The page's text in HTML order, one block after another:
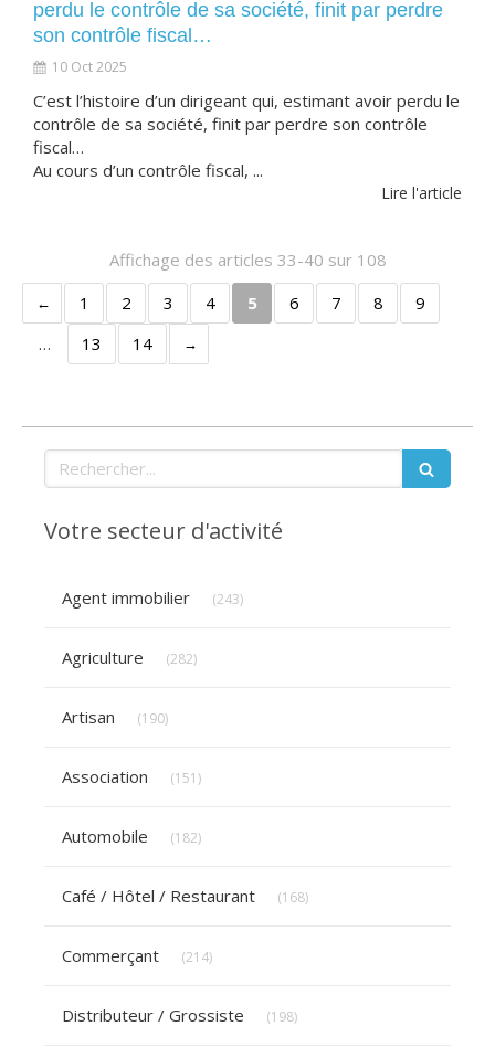
perdu le contrôle de sa société, finit par perdre
son contrôle fiscal…
10 Oct 2025
C’est l’histoire d’un dirigeant qui, estimant avoir perdu le
contrôle de sa société, finit par perdre son contrôle
fiscal…
Au cours d’un contrôle fiscal, ...
Lire l'article
Affichage des articles 33-40 sur 108
1
2 3 4 5 6 7 8
9
…
13 14
Rechercher
Votre secteur d'activité
Agent immobilier (243)
Agriculture (282)
Artisan (190)
Association (151)
Automobile (182)
Café / Hôtel / Restaurant (168)
Commerçant (214)
Distributeur / Grossiste (198)